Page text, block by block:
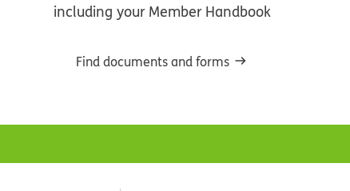
including your Member Handbook
Find documents and forms